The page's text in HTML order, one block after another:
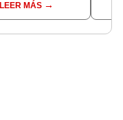
LEER MÁS